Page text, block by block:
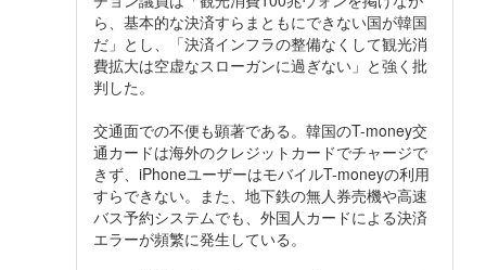
ら、基本的な決済すらまともにできない国が韓国
だ」とし、「決済インフラの整備なくして観光消
費拡大は空虚なスローガンに過ぎない」と強く批
判した。
交通面での不便も顕著である。韓国のT-money交
通カードは海外のクレジットカードでチャージで
きず、iPhoneユーザーはモバイルT-moneyの利用
すらできない。また、地下鉄の無人券売機や高速
バス予約システムでも、外国人カードによる決済
エラーが頻繁に発生している。